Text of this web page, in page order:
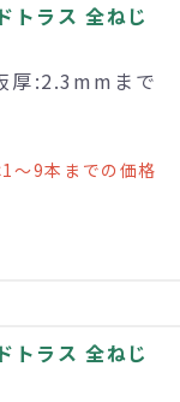
トラス 全ねじ
厚:2.3mmまで
～9本までの価格
トラス 全ねじ